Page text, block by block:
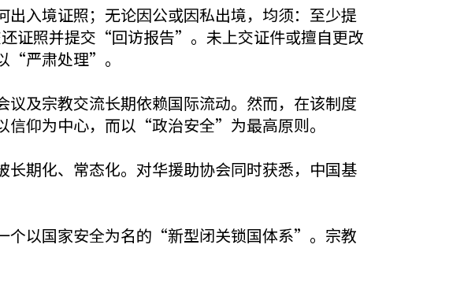
入境证照；无论因公或因私出境，均须：至少提
证照并提交“回访报告”。未上交证件或擅自更改
“严肃处理”。
及宗教交流长期依赖国际流动。然而，在该制度
信仰为中心，而以“政治安全”为最高原则。
期化、常态化。对华援助协会同时获悉，中国基
个以国家安全为名的“新型闭关锁国体系”。宗教